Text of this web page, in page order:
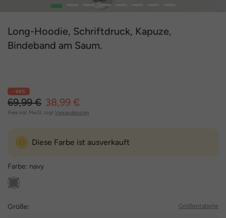
1 4
Long-Hoodie, Schriftdruck, Kapuze,
Bindeband am Saum.
- 44%
69,99 € 38,99 €
Preis inkl. MwSt. zzgl. Versandkosten
Diese Farbe ist ausverkauft
Farbe: navy
Größe: Größentabelle